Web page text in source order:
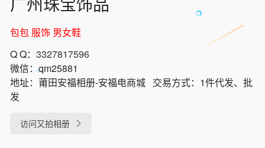
包包 服饰 男女鞋
Q Q： 3327817596
微信：qm25881
地址： 莆田安福相册-安福电商城 交易方式： 1件代发、批
发
访问又拍相册